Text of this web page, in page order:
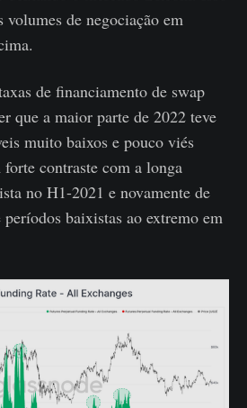
volumes de negociação em
de financiamento de swap
que a maior parte de 2022 teve
muito baixos e pouco viés
contraste com a longa
no H1-2021 e novamente de
baixistas ao extremo em